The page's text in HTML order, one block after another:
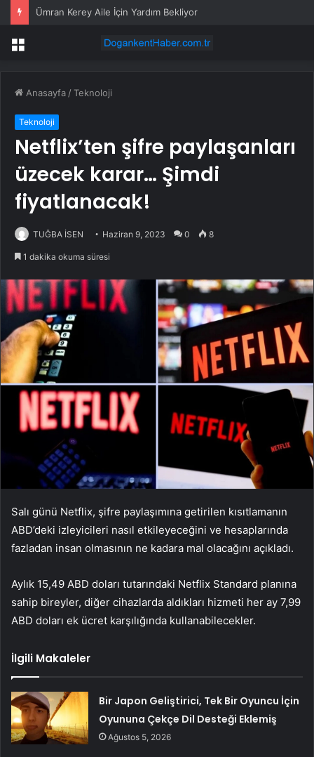
Ümran Kerey Aile İçin Yardım Bekliyor
Menü
Anasayfa /Teknoloji
Teknoloji
Netflix’ten şifre paylaşanları
üzecek karar… Şimdi
fiyatlanacak!
TUĞBA İSEN Haziran 9, 2023 0 8
1 dakika okuma süresi
Salı günü Netflix, şifre paylaşımına getirilen kısıtlamanın
ABD’deki izleyicileri nasıl etkileyeceğini ve hesaplarında
fazladan insan olmasının ne kadara mal olacağını açıkladı.
Aylık 15,49 ABD doları tutarındaki Netflix Standard planına
sahip bireyler, diğer cihazlarda aldıkları hizmeti her ay 7,99
ABD doları ek ücret karşılığında kullanabilecekler.
İlgili Makaleler
Bir Japon Geliştirici, Tek Bir Oyuncu İçin
Oyununa Çekçe Dil Desteği Eklemiş
Ağustos 5, 2026